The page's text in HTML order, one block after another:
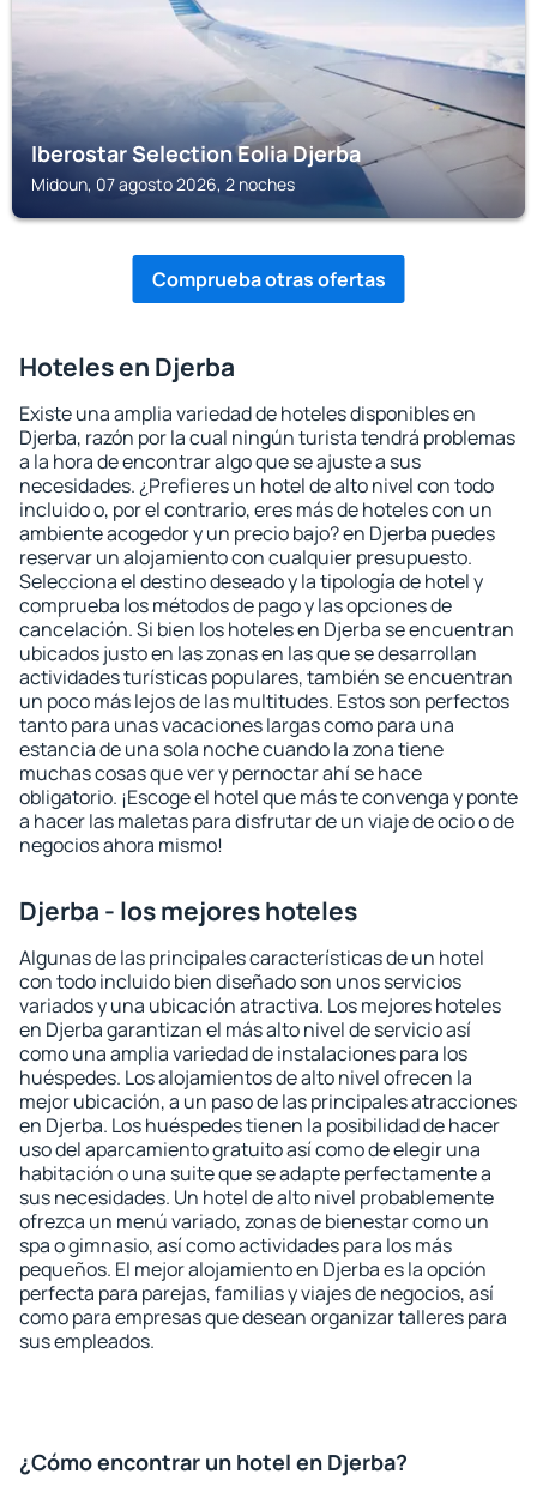
Iberostar Selection Eolia Djerba
Midoun, 07 agosto 2026, 2 noches
Comprueba otras ofertas
Hoteles en Djerba
Existe una amplia variedad de hoteles disponibles en
Djerba, razón por la cual ningún turista tendrá problemas
a la hora de encontrar algo que se ajuste a sus
necesidades. ¿Prefieres un hotel de alto nivel con todo
incluido o, por el contrario, eres más de hoteles con un
ambiente acogedor y un precio bajo? en Djerba puedes
reservar un alojamiento con cualquier presupuesto.
Selecciona el destino deseado y la tipología de hotel y
comprueba los métodos de pago y las opciones de
cancelación. Si bien los hoteles en Djerba se encuentran
ubicados justo en las zonas en las que se desarrollan
actividades turísticas populares, también se encuentran
un poco más lejos de las multitudes. Estos son perfectos
tanto para unas vacaciones largas como para una
estancia de una sola noche cuando la zona tiene
muchas cosas que ver y pernoctar ahí se hace
obligatorio. ¡Escoge el hotel que más te convenga y ponte
a hacer las maletas para disfrutar de un viaje de ocio o de
negocios ahora mismo!
Djerba - los mejores hoteles
Algunas de las principales características de un hotel
con todo incluido bien diseñado son unos servicios
variados y una ubicación atractiva. Los mejores hoteles
en Djerba garantizan el más alto nivel de servicio así
como una amplia variedad de instalaciones para los
huéspedes. Los alojamientos de alto nivel ofrecen la
mejor ubicación, a un paso de las principales atracciones
en Djerba. Los huéspedes tienen la posibilidad de hacer
uso del aparcamiento gratuito así como de elegir una
habitación o una suite que se adapte perfectamente a
sus necesidades. Un hotel de alto nivel probablemente
ofrezca un menú variado, zonas de bienestar como un
spa o gimnasio, así como actividades para los más
pequeños. El mejor alojamiento en Djerba es la opción
perfecta para parejas, familias y viajes de negocios, así
como para empresas que desean organizar talleres para
sus empleados.
¿Cómo encontrar un hotel en Djerba?